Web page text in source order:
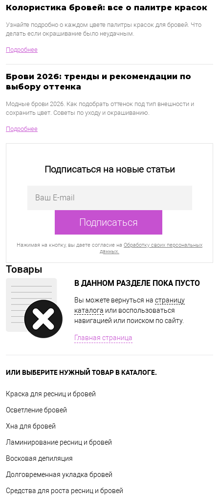
Колористика бровей: все о палитре красок
Узнайте подробно о каждом цвете палитры красок для бровей. Что
делать если окрашивание было неудачным.
Подробнее
Брови 2026: тренды и рекомендации по
выбору оттенка
Модные брови 2026. Как подобрать оттенок под тип внешности и
сохранить цвет. Советы по уходу и окрашиванию.
Подробнее
Подписаться на новые статьи
Нажимая на кнопку, вы даете согласие на Обработку своих персональных
данных.
Товары
В ДАННОМ РАЗДЕЛЕ ПОКА ПУСТО
Вы можете вернуться на страницу
каталога или воспользоваться
навигацией или поиском по сайту.
Главная страница
ИЛИ ВЫБЕРИТЕ НУЖНЫЙ ТОВАР В КАТАЛОГЕ.
Краска для ресниц и бровей
Осветление бровей
Хна для бровей
Ламинирование ресниц и бровей
Восковая депиляция
Долговременная укладка бровей
Средства для роста ресниц и бровей